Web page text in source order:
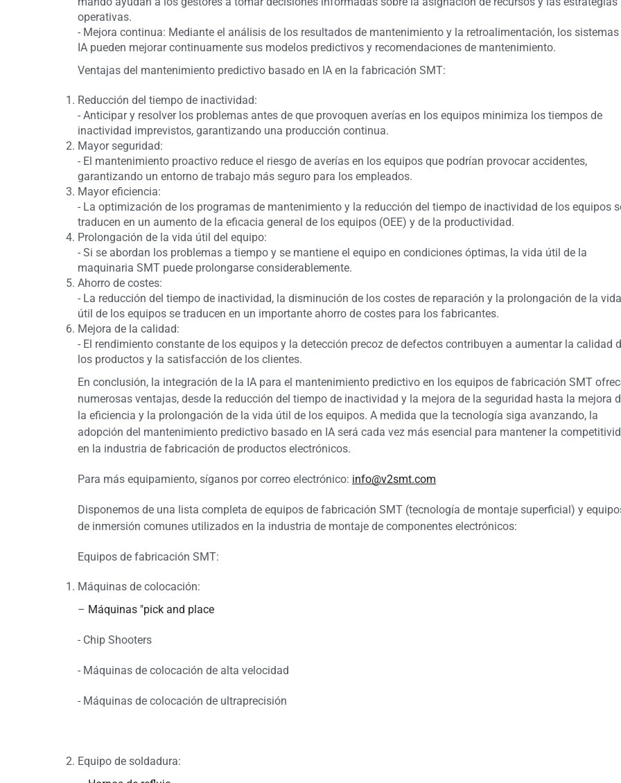
operativas.
- Mejora continua: Mediante el análisis de los resultados de mantenimiento y la retroalimentación, los sistemas
IA pueden mejorar continuamente sus modelos predictivos y recomendaciones de mantenimiento.
Ventajas del mantenimiento predictivo basado en IA en la fabricación SMT:
Reducción del tiempo de inactividad:
- Anticipar y resolver los problemas antes de que provoquen averías en los equipos minimiza los tiempos de
inactividad imprevistos, garantizando una producción continua.
Mayor seguridad:
- El mantenimiento proactivo reduce el riesgo de averías en los equipos que podrían provocar accidentes,
garantizando un entorno de trabajo más seguro para los empleados.
Mayor eficiencia:
- La optimización de los programas de mantenimiento y la reducción del tiempo de inactividad de los equipos
traducen en un aumento de la eficacia general de los equipos (OEE) y de la productividad.
Prolongación de la vida útil del equipo:
- Si se abordan los problemas a tiempo y se mantiene el equipo en condiciones óptimas, la vida útil de la
maquinaria SMT puede prolongarse considerablemente.
Ahorro de costes:
- La reducción del tiempo de inactividad, la disminución de los costes de reparación y la prolongación de la vida
útil de los equipos se traducen en un importante ahorro de costes para los fabricantes.
Mejora de la calidad:
- El rendimiento constante de los equipos y la detección precoz de defectos contribuyen a aumentar la calidad
los productos y la satisfacción de los clientes.
En conclusión, la integración de la IA para el mantenimiento predictivo en los equipos de fabricación SMT
numerosas ventajas, desde la reducción del tiempo de inactividad y la mejora de la seguridad hasta la mejora
la eficiencia y la prolongación de la vida útil de los equipos. A medida que la tecnología siga avanzando, la
adopción del mantenimiento predictivo basado en IA será cada vez más esencial para mantener la
en la industria de fabricación de productos electrónicos.
Para más equipamiento, síganos por correo electrónico: info@v2smt.com
Disponemos de una lista completa de equipos de fabricación SMT (tecnología de montaje superficial) y
de inmersión comunes utilizados en la industria de montaje de componentes electrónicos:
Equipos de fabricación SMT:
Máquinas de colocación:
– Máquinas "pick and place
- Chip Shooters
- Máquinas de colocación de alta velocidad
- Máquinas de colocación de ultraprecisión
Equipo de soldadura: